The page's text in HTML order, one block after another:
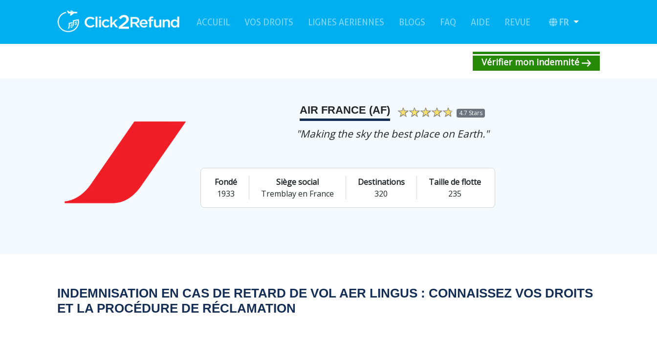
ACCUEIL (current)
VOS DROITS LIGNES AERIENNES BLOGS FAQ (current)
AIDE REVUE (current)FR
Vérifier mon indemnité
AIR FRANCE (AF) 4.7 Stars
"Making the sky the best place on Earth."
Fondé
1933
Siège social
Tremblay en France
Destinations
320
Taille de flotte
235
INDEMNISATION EN CAS DE RETARD DE VOL AER LINGUS : CONNAISSEZ VOS DROITS
ET LA PROCÉDURE DE RÉCLAMATION